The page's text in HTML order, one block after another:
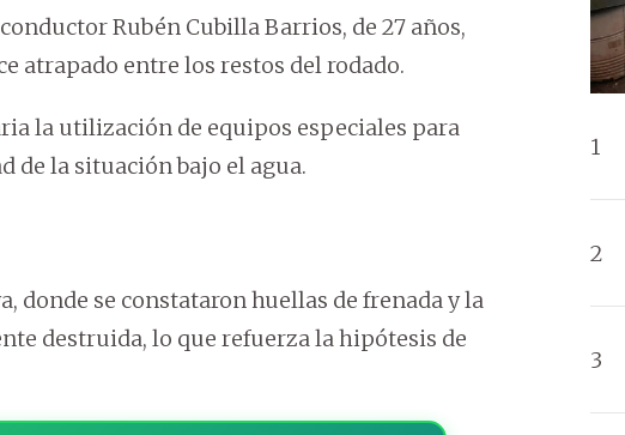
Rubén Cubilla Barrios, de 27 años,
atrapado entre los restos del rodado.
la utilización de equipos especiales para
de la situación bajo el agua.
donde se constataron huellas de frenada y la
destruida, lo que refuerza la hipótesis de